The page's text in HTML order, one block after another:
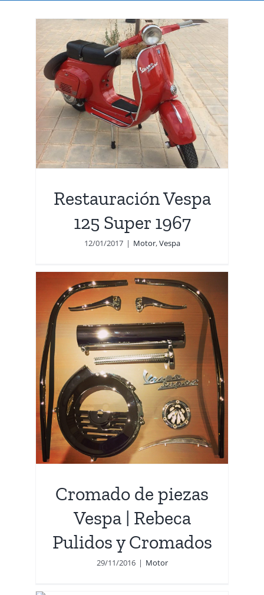
Restauración Vespa
125 Super 1967
12/01/2017 | Motor,Vespa
Cromado de piezas
Vespa | Rebeca
Pulidos y Cromados
29/11/2016 | Motor